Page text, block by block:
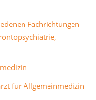
Fachrichtungen
für Allgemeinmedizin